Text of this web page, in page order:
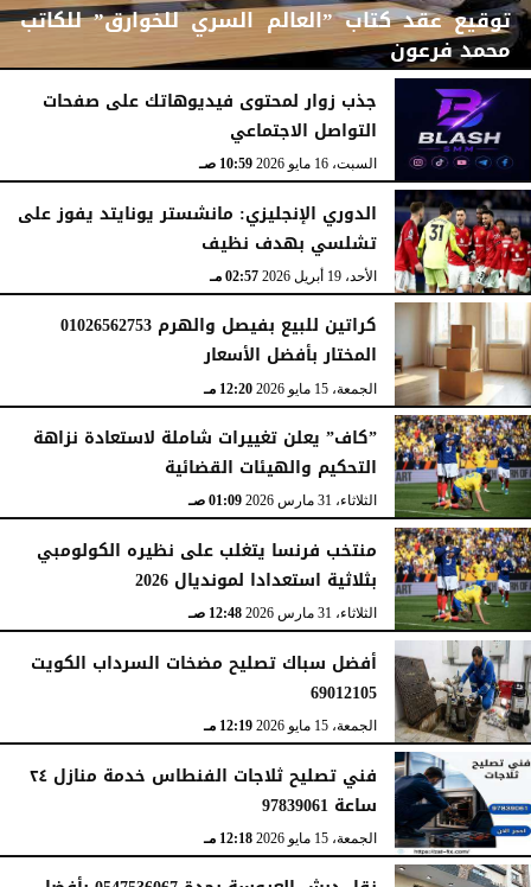
توقيع عقد كتاب ”العالم السري للخوارق” للكاتب
محمد فرعون
الإثنين، 22 يونيو 2026 12:11 مـ
جذب زوار لمحتوى فيديوهاتك على صفحات
التواصل الاجتماعي
السبت، 16 مايو 2026 10:59 صـ
الدوري الإنجليزي: مانشستر يونايتد يفوز على
تشلسي بهدف نظيف
الأحد، 19 أبريل 2026 02:57 مـ
كراتين للبيع بفيصل والهرم 01026562753
المختار بأفضل الأسعار
الجمعة، 15 مايو 2026 12:20 مـ
”كاف” يعلن تغييرات شاملة لاستعادة نزاهة
التحكيم والهيئات القضائية
الثلاثاء، 31 مارس 2026 01:09 صـ
منتخب فرنسا يتغلب على نظيره الكولومبي
بثلاثية استعدادا لمونديال 2026
الثلاثاء، 31 مارس 2026 12:48 صـ
أفضل سباك تصليح مضخات السرداب الكويت
69012105
الجمعة، 15 مايو 2026 12:19 مـ
فني تصليح ثلاجات الفنطاس خدمة منازل ٢٤
ساعة 97839061
الجمعة، 15 مايو 2026 12:18 مـ